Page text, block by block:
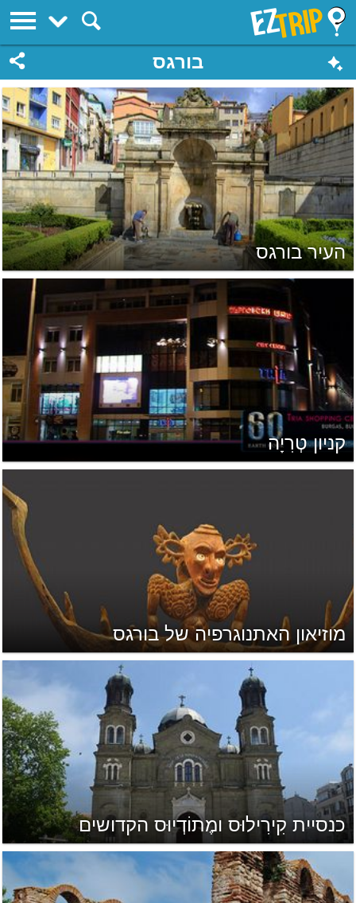
EZTrip
בורגס
העיר בורגס
קניון טְרִיָה
מוזיאון האתנוגרפיה של בורגס
כנסיית קִירִילוּס ומֶתוֹדְיוּס הקדושים